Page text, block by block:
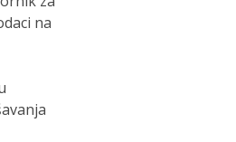
na